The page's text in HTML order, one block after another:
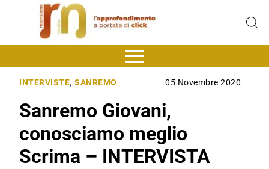
INTERVISTE,SANREMO 05 Novembre 2020
Sanremo Giovani,
conosciamo meglio
Scrima – INTERVISTA